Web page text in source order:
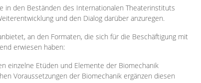
in den Beständen des Internationalen Theaterinstituts
und den Dialog darüber anzuregen.
an den Formaten, die sich für die Beschäftigung mit
erwiesen haben:
einzelne Etüden und Elemente der Biomechanik
Voraussetzungen der Biomechanik ergänzen diesen